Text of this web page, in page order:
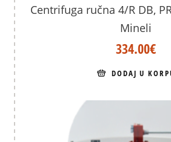
Centrifuga ručna 4/R DB,
Mineli
334.00€
DODAJ U